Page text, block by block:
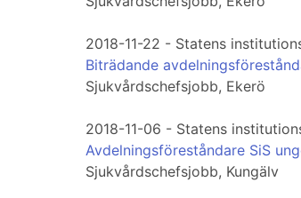
2018-11-22 - Statens
Biträdande
Sjukvårdschefsjobb, Ekerö
2018-11-06 - Statens
Avdelningsföreståndare SiS
Sjukvårdschefsjobb, Kungälv